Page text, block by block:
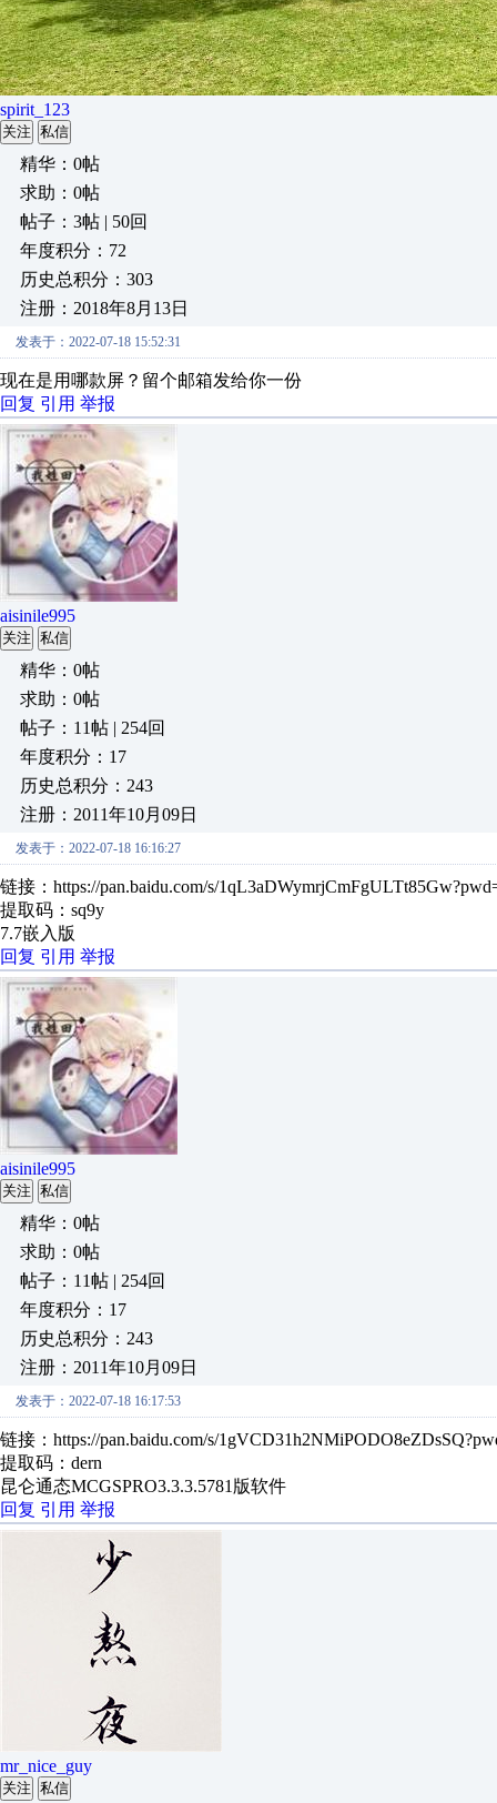
spirit_123
关注 私信
精华：0帖
求助：0帖
帖子：3帖 | 50回
年度积分：72
历史总积分：303
注册：2018年8月13日
发表于：2022-07-18 15:52:31
现在是用哪款屏？留个邮箱发给你一份
回复 引用 举报
aisinile995
关注 私信
精华：0帖
求助：0帖
帖子：11帖 | 254回
年度积分：17
历史总积分：243
注册：2011年10月09日
发表于：2022-07-18 16:16:27
链接：https://pan.baidu.com/s/
提取码：sq9y
7.7嵌入版
回复 引用 举报
aisinile995
关注 私信
精华：0帖
求助：0帖
帖子：11帖 | 254回
年度积分：17
历史总积分：243
注册：2011年10月09日
发表于：2022-07-18 16:17:53
链接：https://pan.baidu.com/s/
提取码：dern
昆仑通态MCGSPRO3.3.3.5781版软件
回复 引用 举报
mr_nice_guy
关注 私信